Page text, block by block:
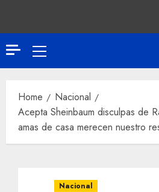
Home
Nacional
Acepta Sheinbaum disculpas de
amas de casa merecen nuestro
Nacional